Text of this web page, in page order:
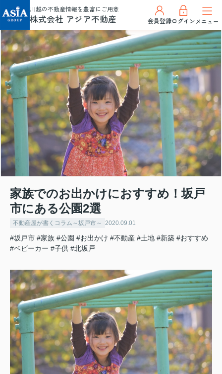
川越の不動産情報を豊富にご用意
株式会社 アジア不動産 会員登録ログインメニュー
家族でのお出かけにおすすめ！坂戸
市にある公園2選
不動産屋が書くコラム～坂戸市～ 2020.09.01
#坂戸市 #家族 #公園 #お出かけ #不動産 #土地 #新築 #おすすめ
#ベビーカー #子供 #北坂戸